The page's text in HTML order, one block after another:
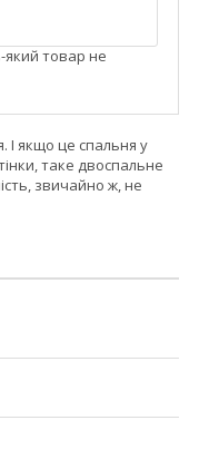
який товар не
І якщо це спальня у
таке двоспальне
звичайно ж, не